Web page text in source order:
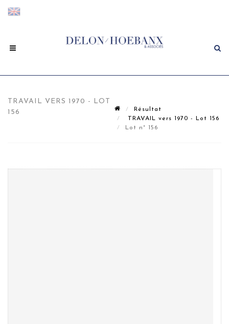
TRAVAIL VERS 1970 - LOT
156
Résultat
TRAVAIL vers 1970 - Lot 156
Lot n° 156